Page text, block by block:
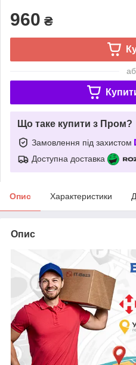
960 ₴
Що таке купити з Пром?
Замовлення під захистом
Доступна доставка
Опис Характеристики
Опис